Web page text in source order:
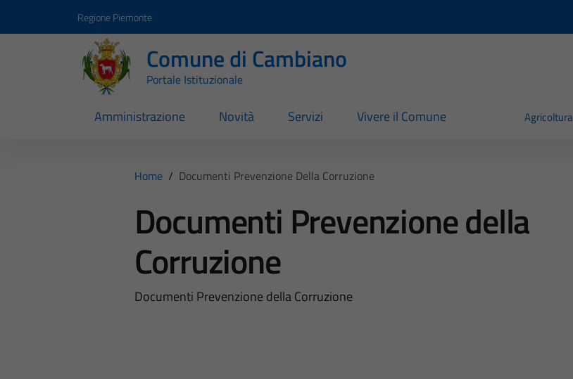
Regione Piemonte
Comune di Cambiano
Portale Istituzionale
Amministrazione Novità Servizi Vivere il Comune Agricoltura
Home / Documenti Prevenzione Della Corruzione
Documenti Prevenzione della
Corruzione
Documenti Prevenzione della Corruzione